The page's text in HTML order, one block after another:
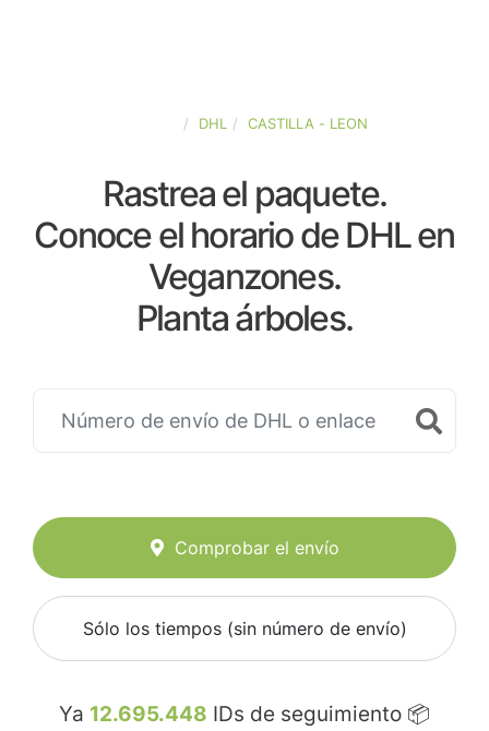
DHL CASTILLA - LEON
Rastrea el paquete.
Conoce el horario de DHL en
Veganzones.
Planta árboles.
Comprobar el envío
Sólo los tiempos (sin número de envío)
Ya 12.695.448 IDs de seguimiento 📦